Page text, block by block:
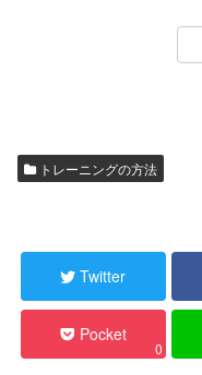
トレーニングの方法
Twitter
Pocket
0